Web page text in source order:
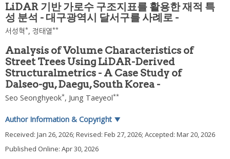
g
LiDAR 기반 가로수 구조지표를 활용한 재적 특
성 분석 - 대구광역시 달서구를 사례로 -
서성혁*, 정태열**
Analysis of Volume Characteristics of
Street Trees Using LiDAR-Derived
Structuralmetrics - A Case Study of
Dalseo-gu, Daegu, South Korea -
Seo Seonghyeok*, Jung Taeyeol**
Author Information & Copyright ▼
Received: Jan 26, 2026; Revised: Feb 27, 2026; Accepted: Mar 20, 2026
Published Online: Apr 30, 2026